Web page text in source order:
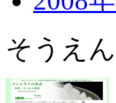
そうえ